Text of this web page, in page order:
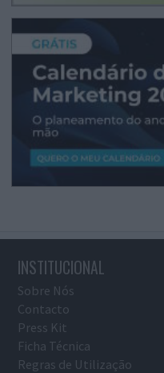
INSTITUCIONAL
Sobre Nós
Contacto
Press Kit
Ficha Técnica
Regras de Utilização